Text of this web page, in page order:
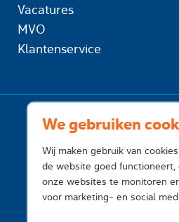
We gebruiken
Wij maken gebruik van
de website goed functioneert,
onze websites te monitoren
voor marketing- en social
Vacatures
MVO
Klantenservice